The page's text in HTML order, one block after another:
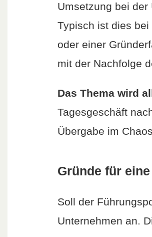
Umsetzung bei
Typisch ist dies
oder einer
mit der Nachfolge
Das Thema wird
Tagesgeschäft
Übergabe im
Gründe für
Soll der
Unternehmen an.